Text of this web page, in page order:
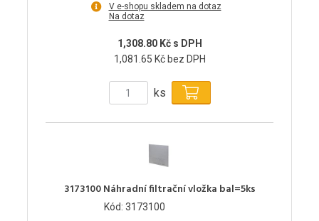
V e-shopu skladem na dotaz
Na dotaz
1,308.80 Kč s DPH
1,081.65 Kč bez DPH
ks
3173100 Náhradní filtrační vložka bal=5ks
Kód: 3173100